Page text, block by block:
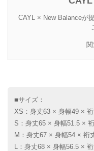
CAYL × New Balanceが
■サイズ：
XS：身丈63 × 身幅49 × 裄
S：身丈65 × 身幅51.5 × 裄
M：身丈67 × 身幅54 × 裄
L：身丈68 × 身幅56.5 × 裄